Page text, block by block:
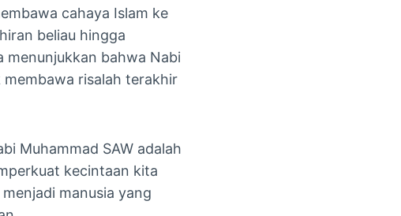
cahaya Islam ke
beliau hingga
menunjukkan bahwa Nabi
risalah terakhir
Muhammad SAW adalah
kecintaan kita
manusia yang